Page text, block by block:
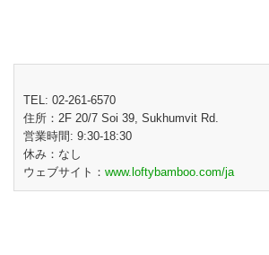
TEL: 02-261-6570
住所：2F 20/7 Soi 39, Sukhumvit Rd.
営業時間: 9:30-18:30
休み：なし
ウェブサイト： www.loftybamboo.com/ja